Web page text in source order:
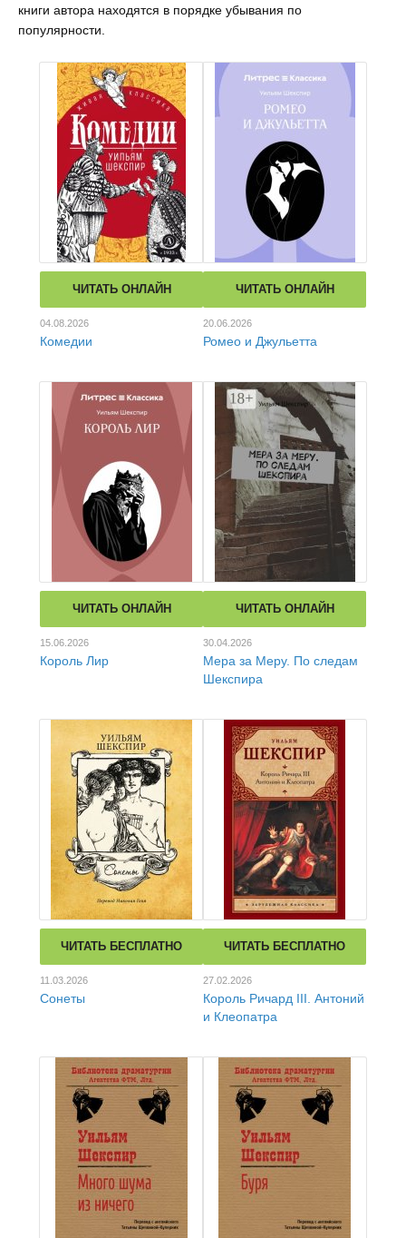
книги автора находятся в порядке убывания по
популярности.
ЧИТАТЬ ОНЛАЙН
04.08.2026
Комедии
ЧИТАТЬ ОНЛАЙН
20.06.2026
Ромео и Джульетта
ЧИТАТЬ ОНЛАЙН
15.06.2026
Король Лир
ЧИТАТЬ ОНЛАЙН
30.04.2026
Мера за Меру. По следам
Шекспира
ЧИТАТЬ БЕСПЛАТНО
11.03.2026
Сонеты
ЧИТАТЬ БЕСПЛАТНО
27.02.2026
Король Ричард III. Антоний
и Клеопатра